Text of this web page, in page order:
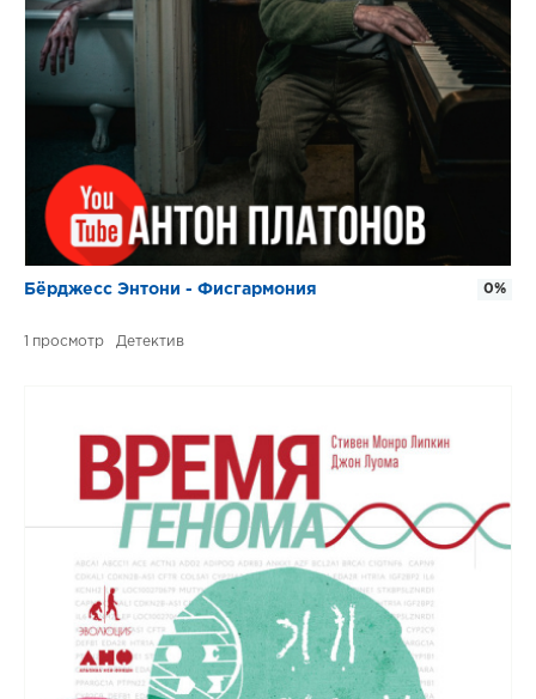
Бёрджесс Энтони - Фисгармония
1 Детектив
0%